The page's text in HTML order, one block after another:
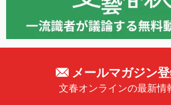
メールマガジン登
文春オンラインの最新情